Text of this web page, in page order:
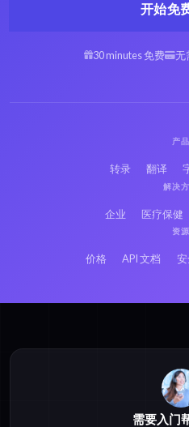
开始免
30 minutes 免费 无
产品
转录 翻译
解决
企业 医疗保健
资源
价格 API 文档
需要入门